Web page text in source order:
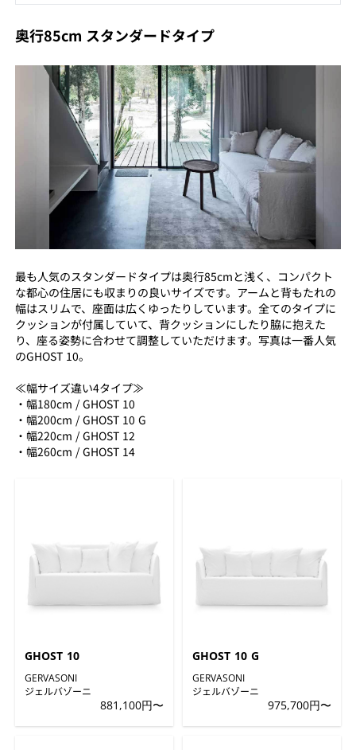
奥行85cm スタンダードタイプ
最も人気のスタンダードタイプは奥行85cmと浅く、コンパクト
な都心の住居にも収まりの良いサイズです。アームと背もたれの
幅はスリムで、座面は広くゆったりしています。全てのタイプに
クッションが付属していて、背クッションにしたり脇に抱えた
り、座る姿勢に合わせて調整していただけます。写真は一番人気
のGHOST 10。
≪幅サイズ違い4タイプ≫
・幅180cm / GHOST 10
・幅200cm / GHOST 10 G
・幅220cm / GHOST 12
・幅260cm / GHOST 14
GHOST 10
GERVASONI
ジェルバゾーニ
881,100円〜
GHOST 10 G
GERVASONI
ジェルバゾーニ
975,700円〜